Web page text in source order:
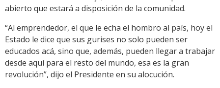
abierto que estará a disposición de la comunidad.
“Al emprendedor, el que le echa el hombro al país, hoy el
Estado le dice que sus gurises no solo pueden ser
educados acá, sino que, además, pueden llegar a trabajar
desde aquí para el resto del mundo, esa es la gran
revolución”, dijo el Presidente en su alocución.